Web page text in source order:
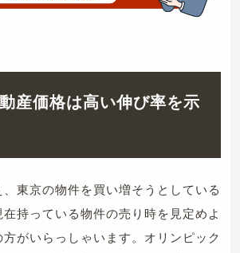
産価格は高い伸び率を示
東京の物件を買い増そうとしている
持っている物件の売り時を見定めよ
がいらっしゃいます。オリンピック